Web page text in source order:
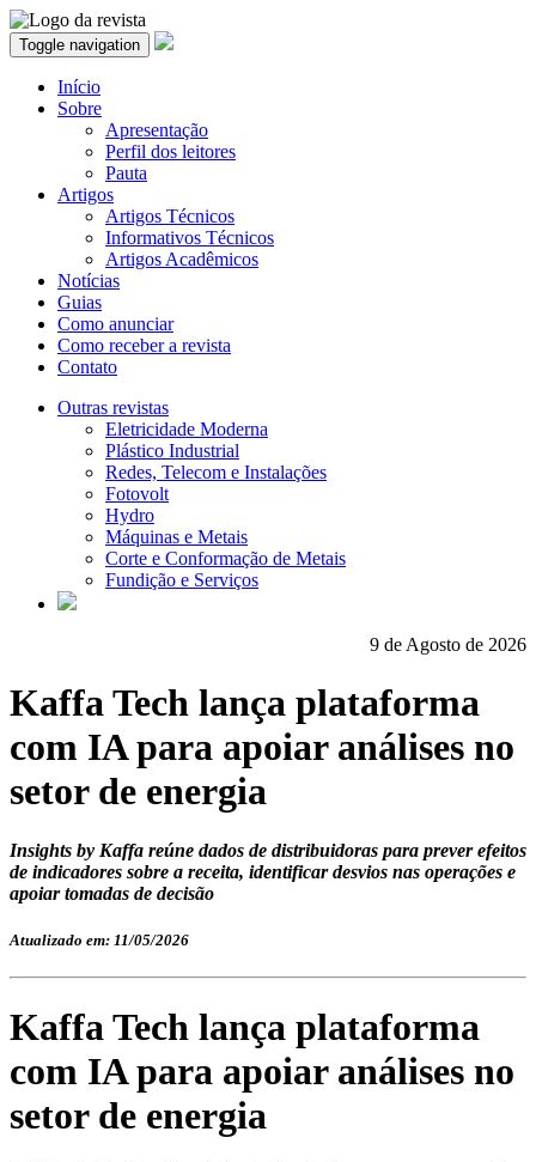
Toggle navigation
Início
Sobre
Apresentação
Perfil dos leitores
Pauta
Artigos
Artigos Técnicos
Informativos Técnicos
Artigos Acadêmicos
Notícias
Guias
Como anunciar
Como receber a revista
Contato
Outras revistas
Eletricidade Moderna
Plástico Industrial
Redes, Telecom e Instalações
Fotovolt
Hydro
Máquinas e Metais
Corte e Conformação de Metais
Fundição e Serviços
9 de Agosto de 2026
Kaffa Tech lança plataforma
com IA para apoiar análises no
setor de energia
Insights by Kaffa reúne dados de distribuidoras para prever efeitos
de indicadores sobre a receita, identificar desvios nas operações e
apoiar tomadas de decisão
Atualizado em: 11/05/2026
Kaffa Tech lança plataforma
com IA para apoiar análises no
setor de energia